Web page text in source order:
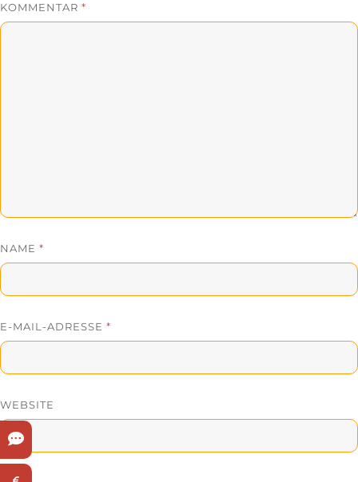
KOMMENTAR *
NAME *
E-MAIL-ADRESSE *
WEBSITE